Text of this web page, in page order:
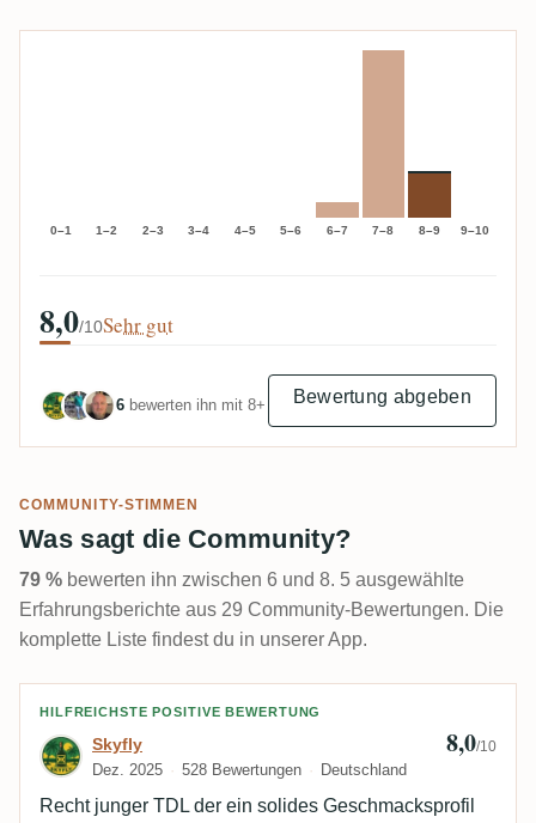
0–1 1–2 2–3 3–4 4–5 5–6 6–7 7–8 8–9 9–10
8,0/10Sehr gut
6 bewerten ihn mit 8+ Bewertung abgeben
COMMUNITY-STIMMEN
Was sagt die Community?
79 % bewerten ihn zwischen 6 und 8. 5 ausgewählte
Erfahrungsberichte aus 29 Community-Bewertungen. Die
komplette Liste findest du in unserer App.
Bewertung von Skyfly
HILFREICHSTE POSITIVE BEWERTUNG
Skyfly
Dez. 2025 528 Bewertungen Deutschland
8,0/10
Recht junger TDL der ein solides Geschmacksprofil